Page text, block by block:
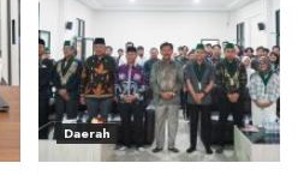
FORHATI
Mantapkan
Pelantikan
Pengurus
Baru
18
Juni
Daerah